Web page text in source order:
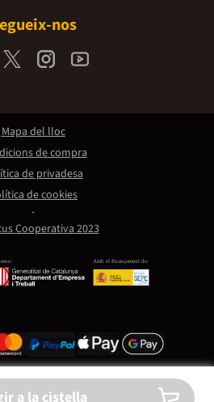
a la cistella
nos
Amb el finançament de:
Cooperativa 2023
Mapa del lloc
de compra
de privadesa
de cookies